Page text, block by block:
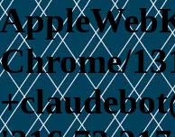
Chrome/